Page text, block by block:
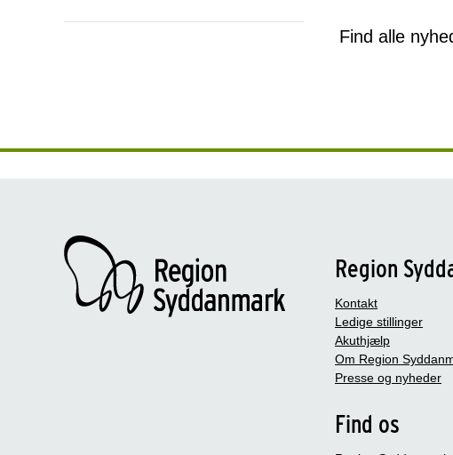
Find alle
Region
Kontakt
Ledige stillinger
Akuthjælp
Om Region
Presse og nyheder
Find os